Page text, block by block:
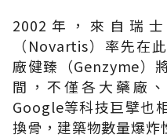
2002年，來自瑞
（Novartis）率先在
廠健臻（Genzyme）
間，不僅各大藥廠
Google等科技巨擘也
換骨，建築物數量爆炸